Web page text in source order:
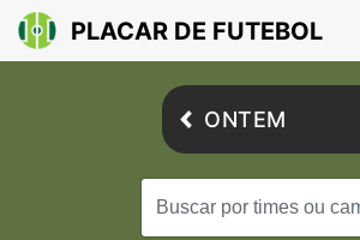
PLACAR DE FUTEBOL
ONTEM